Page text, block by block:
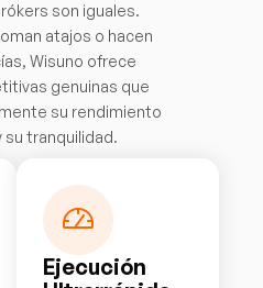
son iguales.
atajos o hacen
Wisuno ofrece
genuinas que
su rendimiento
su tranquilidad.
Ejecución